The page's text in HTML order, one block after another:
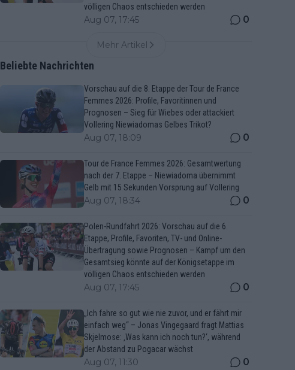
völligen Chaos entschieden werden
Aug 07, 17:45 0
Mehr Artikel
Beliebte Nachrichten
Vorschau auf die 8. Etappe der Tour de France
Femmes 2026: Profile, Favoritinnen und
Prognosen – Sieg für Wiebes oder attackiert
Vollering Niewiadomas Gelbes Trikot?
Aug 07, 18:09 0
Tour de France Femmes 2026: Gesamtwertung
nach der 7. Etappe – Niewiadoma übernimmt
Gelb mit 15 Sekunden Vorsprung auf Vollering
Aug 07, 18:34 0
Polen-Rundfahrt 2026: Vorschau auf die 6.
Etappe, Profile, Favoriten, TV- und Online-
Übertragung sowie Prognosen – Kampf um den
Gesamtsieg könnte auf der Königsetappe im
völligen Chaos entschieden werden
Aug 07, 17:45 0
„Ich fahre so gut wie nie zuvor, und er fährt mir
einfach weg“ – Jonas Vingegaard fragt Mattias
Skjelmose: ‚Was kann ich noch tun?‘, während
der Abstand zu Pogacar wächst
Aug 07, 11:30 0